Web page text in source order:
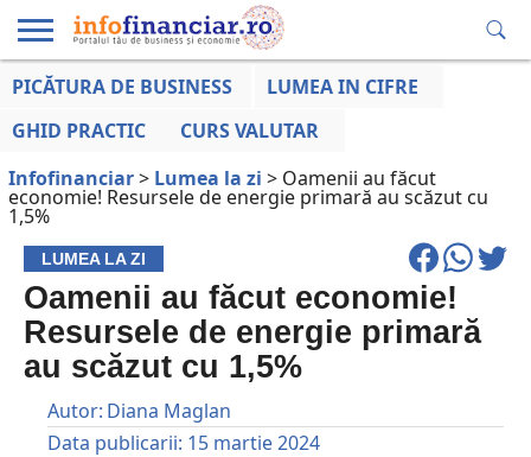
EDUCAȚIE
LA ZI
AFACERILOR
PICĂTURA DE BUSINESS
LUMEA IN CIFRE
GHID PRACTIC
CURS VALUTAR
Infofinanciar> Lumea la zi > Oamenii au făcut
economie! Resursele de energie primară au scăzut cu
1,5%
LUMEA LA ZI
Oamenii au făcut economie!
Resursele de energie primară
au scăzut cu 1,5%
Autor: Diana Maglan
Data publicarii: 15 martie 2024